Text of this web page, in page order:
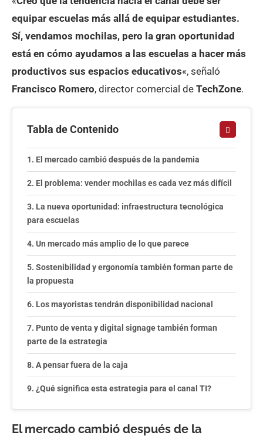
equipar escuelas más allá de equipar estudiantes.
Sí, vendamos mochilas, pero la gran oportunidad
está en cómo ayudamos a las escuelas a hacer más
productivos sus espacios educativos«, señaló
Francisco Romero, director comercial de TechZone.
Tabla de Contenido
El mercado cambió después de la pandemia
El problema: vender mochilas es cada vez más difícil
La nueva oportunidad: infraestructura tecnológica
para escuelas
Un mercado más amplio de lo que parece
Sostenibilidad y ergonomía también forman parte de
la propuesta
Los mayoristas tendrán disponibilidad nacional
Punto de venta y digital signage también forman
parte de la estrategia
A pensar fuera de la caja
¿Qué significa esta estrategia para el canal TI?
El mercado cambió después de la